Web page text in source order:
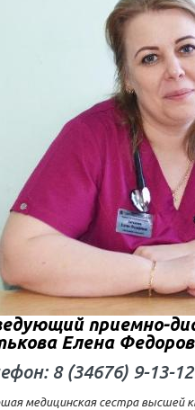
приемно-
Елена
8 (34676) 9-13-
медицинская сестра высшей